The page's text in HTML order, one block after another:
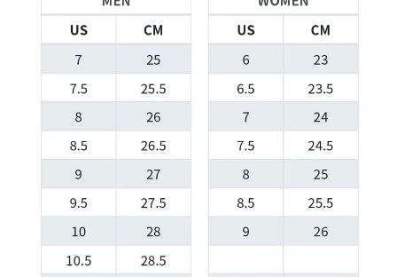
每筆NT$60，滿NT$399(含以上)免運費
7-11取貨付款
付款後7-11取貨
每筆NT$60，滿NT$399(含以上)免運費
順豐快遞宅配
每筆NT$150，滿NT$6,000(含以上)免運費
付款後門市自取